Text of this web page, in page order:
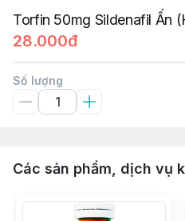
Torfin 50mg Sildenafil Ấn
28.000đ
Số lượng
Các sản phẩm, dịch vụ